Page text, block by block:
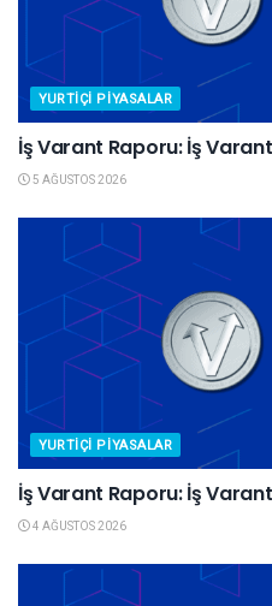
YURTIÇI PIYASALAR
İş Varant Raporu: İş
5 AĞUSTOS 2026
YURTIÇI PIYASALAR
İş Varant Raporu: İş
4 AĞUSTOS 2026